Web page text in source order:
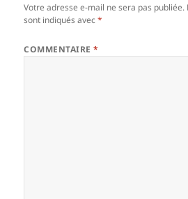
Votre adresse e-mail ne sera pas publiée.
sont indiqués avec*
COMMENTAIRE*